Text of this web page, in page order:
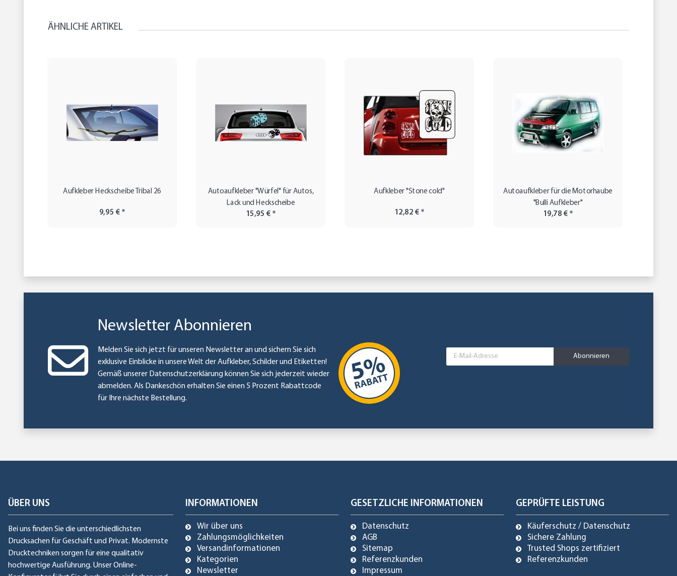
ÄHNLICHE ARTIKEL
Aufkleber Heckscheibe Tribal 26
9,95 € *
Autoaufkleber "Würfel" für Autos,
Lack und Heckscheibe
15,95 € *
Aufkleber "Stone cold"
12,82 € *
Autoaufkleber für die Motorhaube
"Bulli Aufkleber"
19,78 € *
Newsletter Abonnieren
Melden Sie sich jetzt für unseren Newsletter an und sichern Sie sich
exklusive Einblicke in unsere Welt der Aufkleber, Schilder und Etiketten!
Gemäß unserer Datenschutzerklärungkönnen Sie sich jederzeit wieder
abmelden. Als Dankeschön erhalten Sie einen 5 Prozent Rabattcode
für Ihre nächste Bestellung.
Abonnieren
ÜBER UNS
Bei uns finden Sie die unterschiedlichsten
Drucksachen für Geschäft und Privat. Modernste
Drucktechniken sorgen für eine qualitativ
hochwertige Ausführung. Unser Online-
INFORMATIONEN
Wir über uns
Zahlungsmöglichkeiten
Versandinformationen
Kategorien
Newsletter
GESETZLICHE INFORMATIONEN
Datenschutz
AGB
Sitemap
Referenzkunden
Impressum
GEPRÜFTE LEISTUNG
Käuferschutz / Datenschutz
Sichere Zahlung
Trusted Shops zertifiziert
Referenzkunden